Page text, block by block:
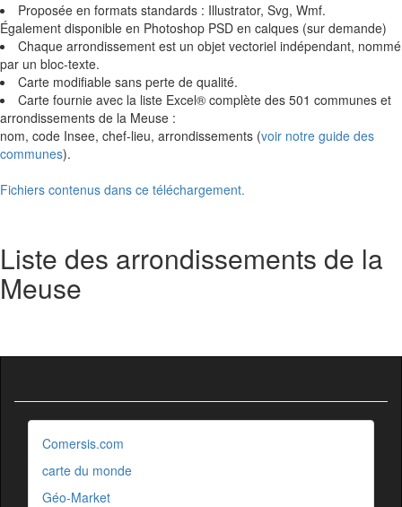
Proposée en formats standards : Illustrator, Svg, Wmf.
Également disponible en Photoshop PSD en calques (sur demande)
Chaque arrondissement est un objet vectoriel indépendant, nommé
par un bloc-texte.
Carte modifiable sans perte de qualité.
Carte fournie avec la liste Excel® complète des 501 communes et
arrondissements de la Meuse :
nom, code Insee, chef-lieu, arrondissements (voir notre guide des
communes).
Fichiers contenus dans ce téléchargement.
Liste des arrondissements de la
Meuse
Comersis.com
carte du monde
Géo-Market